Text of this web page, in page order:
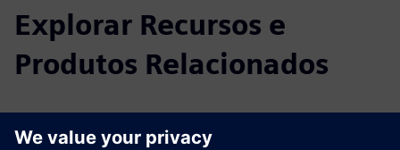
Explorar Recursos e
Produtos Relacionados
Informações e Recursos Adicionais